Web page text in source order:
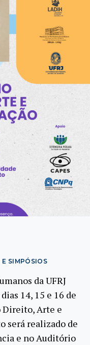
E SIMPÓSIOS
da UFRJ
14, 15 e 16 de
Direito, Arte e
será realizado de
e no Auditório